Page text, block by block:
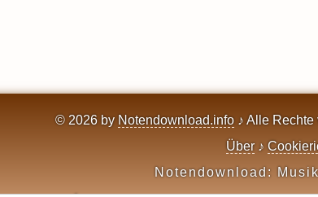
© 2026 by Notendownload.info♪ Alle Rechte
Über ♪
Notendownload: